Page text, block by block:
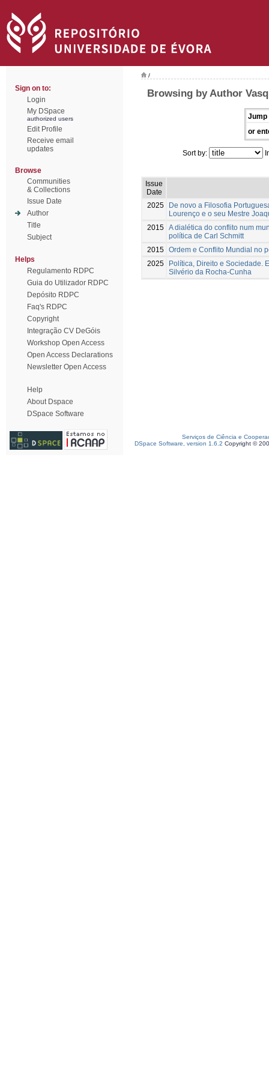
Sign on to:
Login
My DSpace
authorized users
Edit Profile
Receive email
updates
Browse
Communities
& Collections
Issue Date
Author
Title
Subject
Helps
Regulamento RDPC
Guia do Utilizador RDPC
Depósito RDPC
Faq's RDPC
Copyright
Integração CV DeGóis
Workshop Open Access
Open Access Declarations
Newsletter Open Access
Help
About Dspace
DSpace Software
/
Browsing by Author
Jump
or
Sort by:
Issue
Date
2025
De novo a Filosofia
Lourenço e o seu Mestre
2015 A dialética do conflito num
política de Carl Schmitt
2015 Ordem e Conflito Mundial no
2025
Política, Direito e Sociedade.
Silvério da Rocha-Cunha
Serviços de Ciência e
DSpace Software, version 1.6.2 Copyright ©